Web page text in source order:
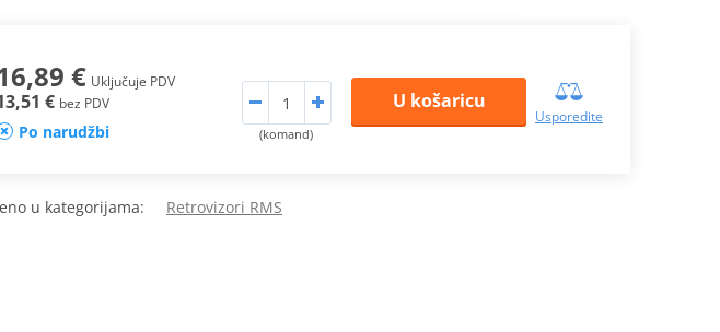
€ Uključuje PDV
€ bez PDV
Po narudžbi (komand)
U košaricu
Usporedite
u kategorijama: Retrovizori RMS